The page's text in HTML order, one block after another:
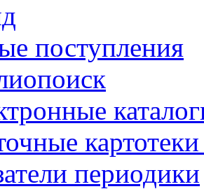
поступления
периодики